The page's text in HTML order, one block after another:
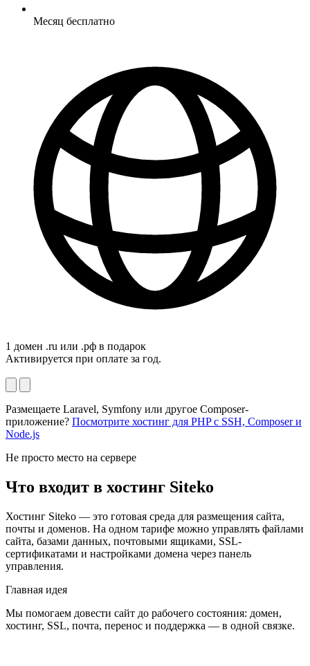
Месяц бесплатно
1 домен .ru или .рф в подарок
Активируется при оплате за год.
Размещаете Laravel, Symfony или другое Composer-
приложение? Посмотрите хостинг для PHP с SSH, Composer и
Node.js
Не просто место на сервере
Что входит в хостинг Siteko
Хостинг Siteko — это готовая среда для размещения сайта,
почты и доменов. На одном тарифе можно управлять файлами
сайта, базами данных, почтовыми ящиками, SSL-
сертификатами и настройками домена через панель
управления.
Главная идея
Мы помогаем довести сайт до рабочего состояния: домен,
хостинг, SSL, почта, перенос и поддержка — в одной связке.